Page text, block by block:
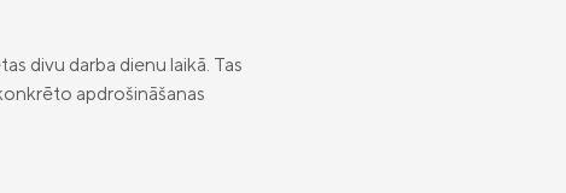
divu darba dienu laikā. Tas
apdrošināšanas